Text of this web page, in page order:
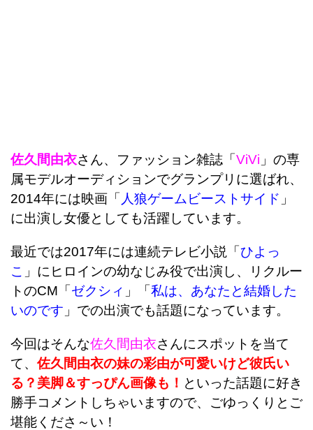
佐久間由衣さん、ファッション雑誌「ViVi 」の専
属モデルオーディションでグランプリに選ばれ、
2014年には映画「 人狼ゲームビーストサイド 」
に出演し女優としても活躍しています。
最近では2017年には連続テレビ小説「ひよっ
こ 」にヒロインの幼なじみ役で出演し、リクルー
トのCM「ゼクシィ 」「私は、あなたと結婚した
いのです 」での出演でも話題になっています。
今回はそんな佐久間由衣さんにスポットを当て
て、 佐久間由衣の妹の彩由が可愛いけど彼氏い
る？美脚＆すっぴん画像も！ といった話題に好き
勝手コメントしちゃいますので、ごゆっくりとご
堪能くださ～い！